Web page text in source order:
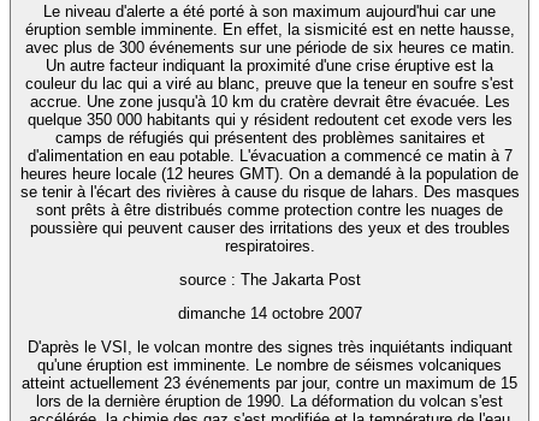
Le niveau d'alerte a été porté à son maximum aujourd'hui car une
éruption semble imminente. En effet, la sismicité est en nette hausse,
avec plus de 300 événements sur une période de six heures ce matin.
Un autre facteur indiquant la proximité d'une crise éruptive est la
couleur du lac qui a viré au blanc, preuve que la teneur en soufre s'est
accrue. Une zone jusqu'à 10 km du cratère devrait être évacuée. Les
quelque 350 000 habitants qui y résident redoutent cet exode vers les
camps de réfugiés qui présentent des problèmes sanitaires et
d'alimentation en eau potable. L'évacuation a commencé ce matin à 7
heures heure locale (12 heures GMT). On a demandé à la population de
se tenir à l'écart des rivières à cause du risque de lahars. Des masques
sont prêts à être distribués comme protection contre les nuages de
poussière qui peuvent causer des irritations des yeux et des troubles
respiratoires.
source : The Jakarta Post
dimanche 14 octobre 2007
D'après le VSI, le volcan montre des signes très inquiétants indiquant
qu'une éruption est imminente. Le nombre de séismes volcaniques
atteint actuellement 23 événements par jour, contre un maximum de 15
lors de la dernière éruption de 1990. La déformation du volcan s'est